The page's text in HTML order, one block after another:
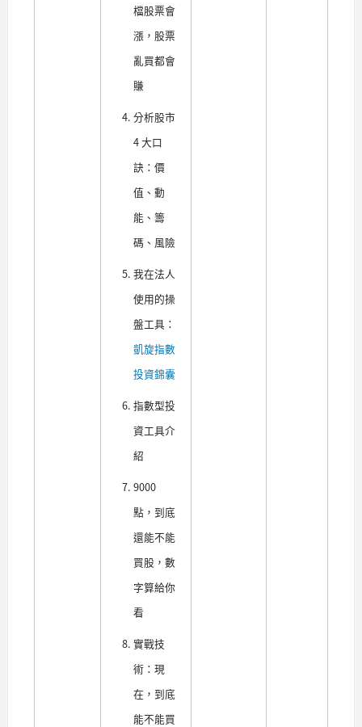
檔股票會
漲，股票
亂買都會
賺
分析股市
4 大口
訣：價
值、動
能、籌
碼、風險
我在法人
使用的操
盤工具：
凱旋指數
投資錦囊
指數型投
資工具介
紹
9000
點，到底
還能不能
買股，數
字算給你
看
實戰技
術：現
在，到底
能不能買